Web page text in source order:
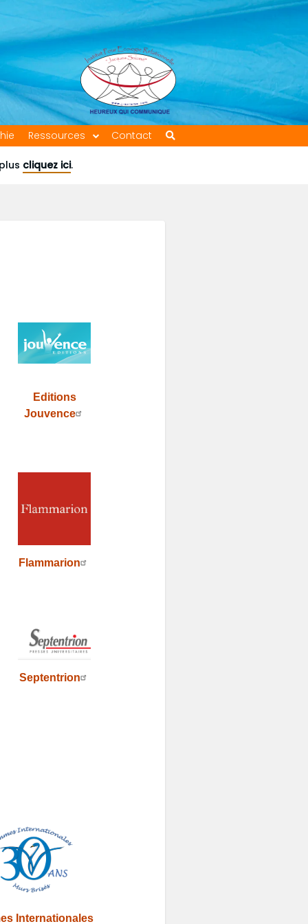
Ressources Contact
cliquez ici.
Editions
Jouvence
Flammarion
Septentrion
Internationales